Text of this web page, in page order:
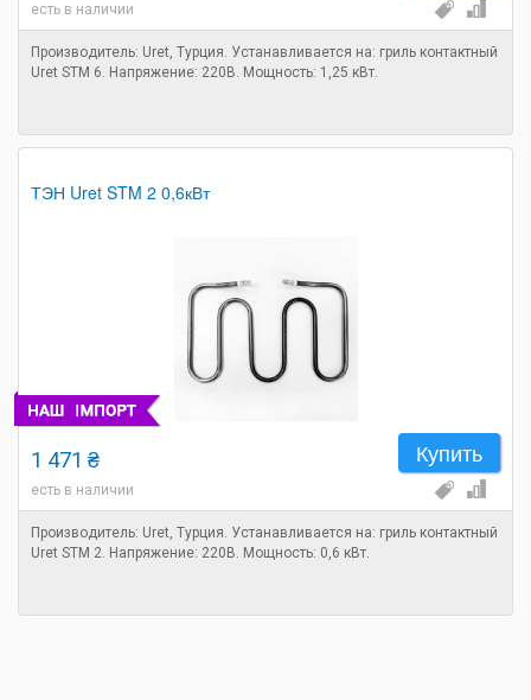
есть в наличии
Производитель: Uret, Турция. Устанавливается на: гриль контактный
Uret STM 6. Напряжение: 220В. Мощность: 1,25 кВт.
ТЭН Uret STM 2 0,6кВт
Купить
1 471 ₴
есть в наличии
Производитель: Uret, Турция. Устанавливается на: гриль контактный
Uret STM 2. Напряжение: 220В. Мощность: 0,6 кВт.